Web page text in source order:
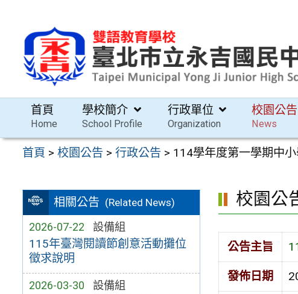
容
首頁
Home
學校簡介
School Profile
行政單位
Organization
校園公告
News
首頁 >校園公告 >行政公告 > 114學年度第一學期中
相關公告 (Related News)
2026-07-22 設備組
115年臺灣閱讀節創意活動攤位
徵求說明
2026-03-30 設備組
校園公
公告主旨
發佈日期